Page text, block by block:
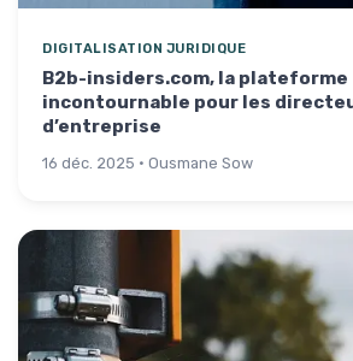
DIGITALISATION JURIDIQUE
B2b-insiders.com, la plateforme
incontournable pour les
d’entreprise
16 déc. 2025 · Ousmane Sow